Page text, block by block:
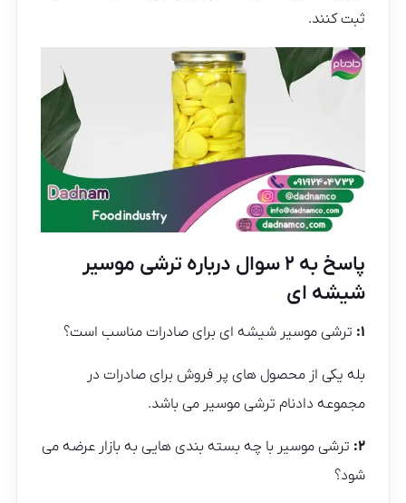
ثبت کنند.
پاسخ به ۲ سوال درباره ترشی موسیر
شیشه ای
۱: ترشی موسیر شیشه ای برای صادرات مناسب است؟
بله یکی از محصول های پر فروش برای صادرات در
مجموعه دادنام ترشی موسیر می باشد.
۲: ترشی موسیر با چه بسته بندی هایی به بازار عرضه می
شود؟